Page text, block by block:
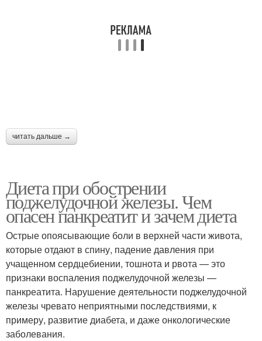
читать дальше →
Диета при обострении
поджелудочной железы. Чем
опасен панкреатит и зачем диета
Острые опоясывающие боли в верхней части живота,
которые отдают в спину, падение давления при
учащенном сердцебиении, тошнота и рвота — это
признаки воспаления поджелудочной железы —
панкреатита. Нарушение деятельности поджелудочной
железы чревато неприятными последствиями, к
примеру, развитие диабета, и даже онкологические
заболевания.